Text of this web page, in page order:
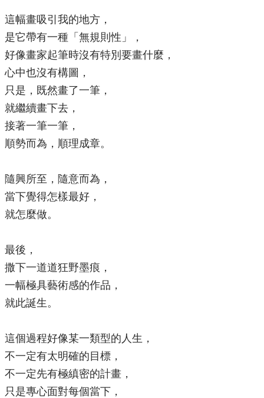
這幅畫吸引我的地方，
是它帶有一種「無規則性」，
好像畫家起筆時沒有特別要畫什麼，
心中也沒有構圖，
只是，既然畫了一筆，
就繼續畫下去，
接著一筆一筆，
順勢而為，順理成章。
隨興所至，隨意而為，
當下覺得怎樣最好，
就怎麼做。
最後，
撒下一道道狂野墨痕，
一幅極具藝術感的作品，
就此誕生。
這個過程好像某一類型的人生，
不一定有太明確的目標，
不一定先有極縝密的計畫，
只是專心面對每個當下，